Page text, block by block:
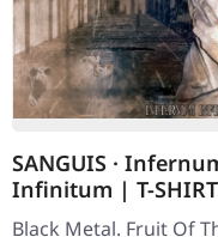
SANGUIS ·
Infinitum | T-
Black Metal. Fruit Of